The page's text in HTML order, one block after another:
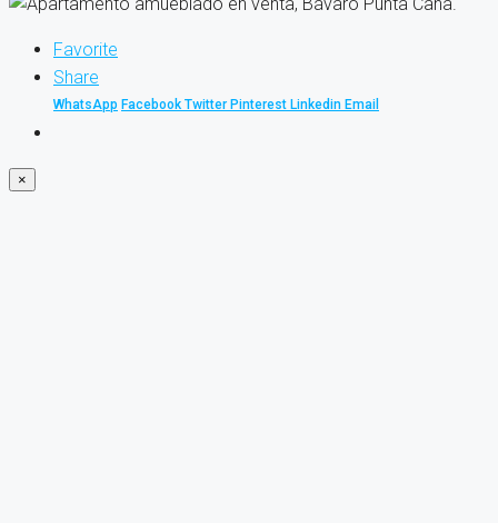
Favorite
Share
WhatsApp Facebook Twitter Pinterest Linkedin Email
×